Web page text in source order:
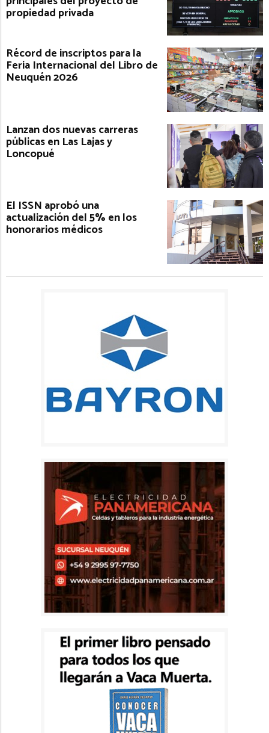
propiedad privada
Récord de inscriptos para la
Feria Internacional del Libro de
Neuquén 2026
Lanzan dos nuevas carreras
públicas en Las Lajas y
Loncopué
El ISSN aprobó una
actualización del 5% en los
honorarios médicos